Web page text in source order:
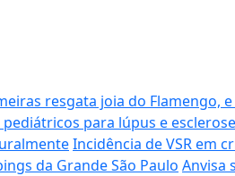
resgata joia do Flamengo,
para lúpus e
Incidência de VSR em
da Grande São Paulo Anvisa